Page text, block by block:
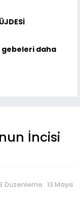
gebeleri daha
İncisi
Düzenleme : 13 Mayıs